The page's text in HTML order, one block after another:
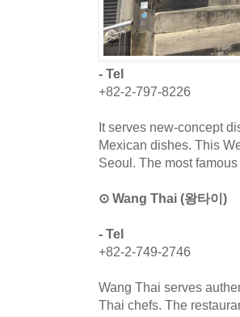
- Tel
+82-2-797-8226
It serves new-concept
Mexican dishes. This
Seoul. The most
⊙ Wang Thai (왕타이)
- Tel
+82-2-749-2746
Wang Thai serves
Thai chefs. The